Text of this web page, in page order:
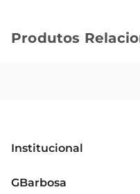
antecipa a frescura
Harmonização
extremamente
Produtos
Institucional
Grupo Cencosud
GBarbosa